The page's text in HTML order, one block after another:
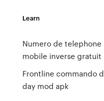
Learn
Numero de telephone
mobile inverse gratuit
Frontline commando d
day mod apk